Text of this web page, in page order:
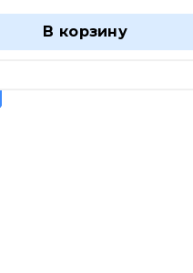
В корзину